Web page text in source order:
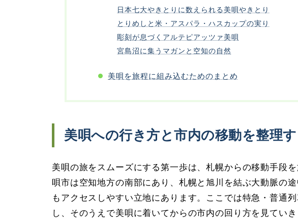
日本七大やきとりに数えられる美唄やきとり
とりめしと米・アスパラ・ハスカップの実り
彫刻が息づくアルテピアッツァ美唄
宮島沼に集うマガンと空知の自然
美唄を旅程に組み込むためのまとめ
美唄への行き方と市内の移動を整理
美唄の旅をスムーズにする第一歩は、札幌からの移動手段
唄市は空知地方の南部にあり、札幌と旭川を結ぶ大動脈の
もアクセスしやすい立地にあります。ここでは特急・普通
し、そのうえで美唄に着いてからの市内の回り方を見てい